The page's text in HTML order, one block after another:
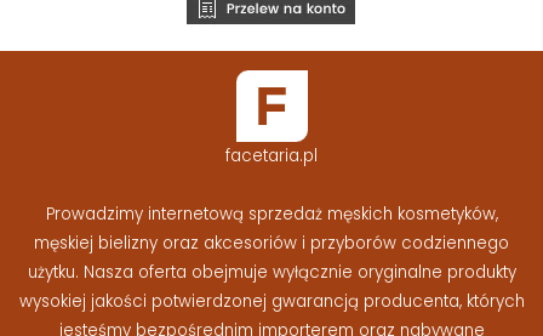
facetaria.pl
Prowadzimy internetową sprzedaż męskich kosmetyków,
męskiej bielizny oraz akcesoriów i przyborów codziennego
użytku. Nasza oferta obejmuje wyłącznie oryginalne produkty
wysokiej jakości potwierdzonej gwarancją producenta, których
jesteśmy bezpośrednim importerem oraz nabywane